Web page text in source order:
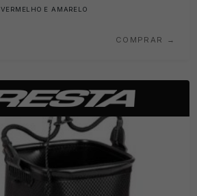
VERMELHO E AMARELO
COMPRAR